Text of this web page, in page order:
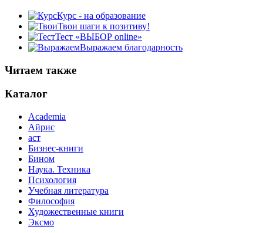
Курс - на образование
Твои шаги к позитиву!
Тест «ВЫБОР online»
Выражаем благодарность
Читаем также
Каталог
Academia
Айрис
аст
Бизнес-книги
Бином
Наука. Техника
Психология
Учебная литература
Философия
Художественные книги
Эксмо